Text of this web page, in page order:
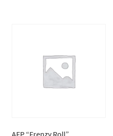
AFP “Frenzy Roll”